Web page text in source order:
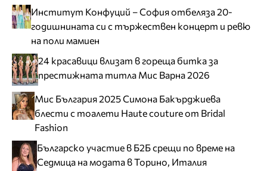
Институт Конфуций – София отбеляза 20-
годишнината си с тържествен концерт и ревю
на поли мамиен
24 красавици влизат в гореща битка за
престижната титла Мис Варна 2026
Мис България 2025 Симона Бакърджиева
блести с тоалети Haute couture от Bridal
Fashion
Българско участие в Б2Б срещи по време на
Седмица на модата в Торино, Италия